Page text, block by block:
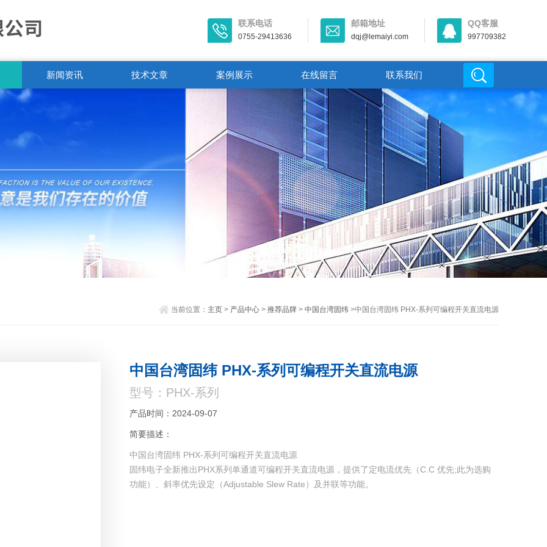
联系电话
0755-29413636
邮箱地址
dqj@lemaiyi.com
QQ客服
997709382
新闻资讯 技术文章 案例展示 在线留言 联系我们
当前位置： 主页> 产品中心> 推荐品牌> 中国台湾固纬>中国台湾固纬 PHX-系列可编程开关直流电源
中国台湾固纬 PHX-系列可编程开关直流电源
型号：PHX-系列
产品时间：2024-09-07
简要描述：
中国台湾固纬 PHX-系列可编程开关直流电源
固纬电子全新推出PHX系列单通道可编程开关直流电源，提供了定电流优先（C.C 优先;此为选购
功能）、斜率优先设定（Adjustable Slew Rate）及并联等功能。